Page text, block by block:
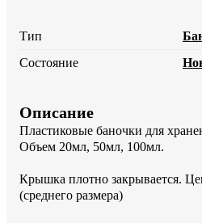
Тип
Состояние
Описание
Пластиковые баночки для
Объем 20мл, 50мл, 100мл.
Крышка плотно закрывается.
(среднего размера)